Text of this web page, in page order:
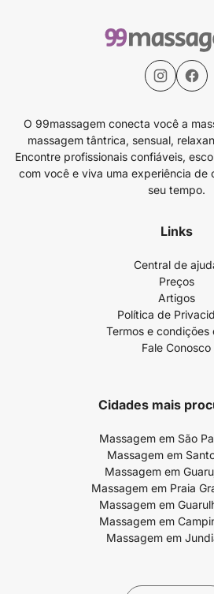
O 99massagem conecta você a
massagem tântrica, sensual,
Encontre profissionais confiáveis,
com você e viva uma experiência de
seu tempo.
Links
Central de
Preços
Artigos
Política de
Termos e condições
Fale Conosco
Cidades mais
Massagem em São
Massagem em
Massagem em
Massagem em Praia
Massagem em
Massagem em
Massagem em